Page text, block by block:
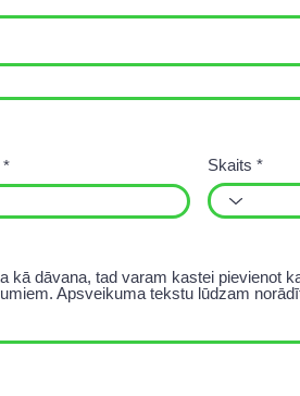
Skaits
kā dāvana, tad varam kastei pievienot
Apsveikuma tekstu lūdzam